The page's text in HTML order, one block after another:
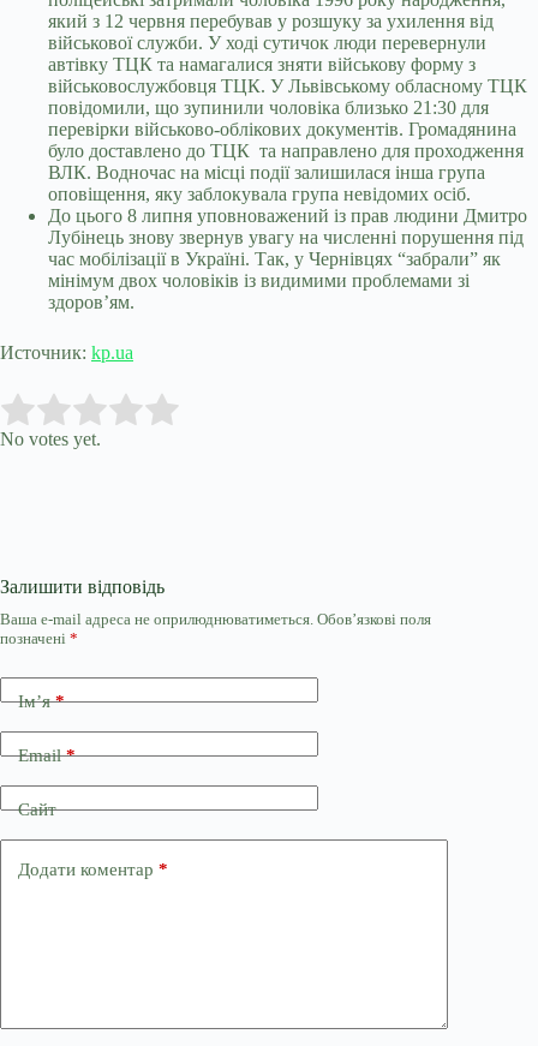
який з 12 червня перебував у розшуку за ухилення від
військової служби. У ході сутичок люди перевернули
автівку ТЦК та намагалися зняти військову форму з
військовослужбовця ТЦК. У Львівському обласному ТЦК
повідомили, що зупинили чоловіка близько 21:30 для
перевірки військово-облікових документів. Громадянина
було доставлено до ТЦК та направлено для проходження
ВЛК. Водночас на місці події залишилася інша група
оповіщення, яку заблокувала група невідомих осіб.
До цього 8 липня уповноважений із прав людини Дмитро
Лубінець знову звернув увагу на численні порушення під
час мобілізації в Україні. Так, у Чернівцях “забрали” як
мінімум двох чоловіків із видимими проблемами зі
здоров’ям.
Источник: kp.ua
Rate this item:
No votes yet.
Залишити відповідь
Ваша e-mail адреса не оприлюднюватиметься. Обов’язкові поля
позначені *
Ім’я*
Email*
Сайт
Додати коментар *